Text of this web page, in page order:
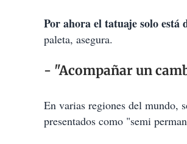
Por ahora el tatuaje solo está
paleta, asegura.
- "Acompañar un
En varias regiones del mundo,
presentados como "semi